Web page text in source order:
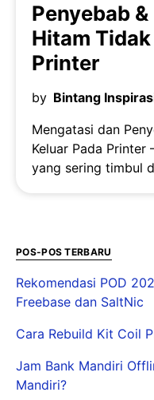
Penyebab
Hitam
Printer
by Bintang
Mengatasi dan
Keluar Pada Printer
yang sering timbul
POS-POS TERBARU
Rekomendasi POD
Freebase dan SaltNic
Cara Rebuild Kit Coil
Jam Bank Mandiri
Mandiri?